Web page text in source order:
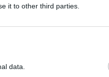
it to other third parties.
data.
παραγόντων
και νοµό,
µε τις
Με αυτό